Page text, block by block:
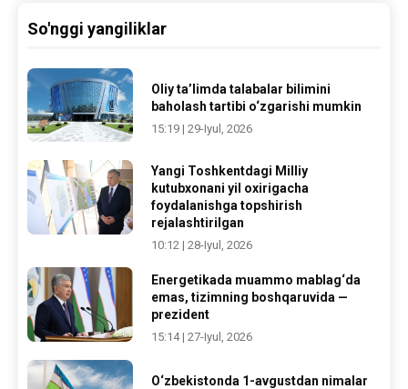
So'nggi yangiliklar
Oliy ta’limda talabalar bilimini
baholash tartibi o‘zgarishi mumkin
15:19 | 29-Iyul, 2026
Yangi Toshkentdagi Milliy
kutubxonani yil oxirigacha
foydalanishga topshirish
rejalashtirilgan
10:12 | 28-Iyul, 2026
Energetikada muammo mablag‘da
emas, tizimning boshqaruvida —
prezident
15:14 | 27-Iyul, 2026
O‘zbekistonda 1-avgustdan nimalar